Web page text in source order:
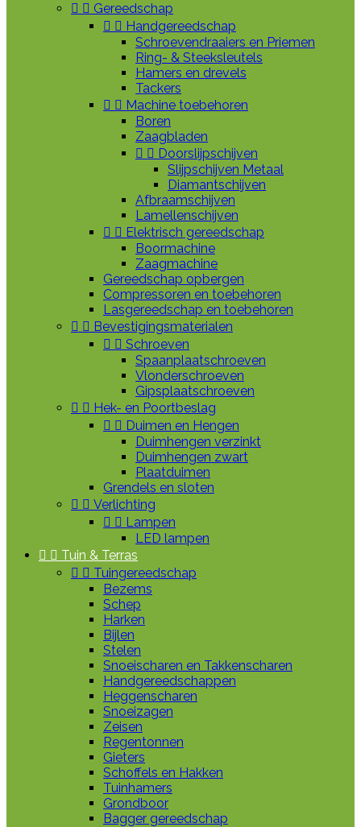
  Gereedschap
  Handgereedschap
Schroevendraaiers en Priemen
Ring- & Steeksleutels
Hamers en drevels
Tackers
  Machine toebehoren
Boren
Zaagbladen
  Doorslijpschijven
Slijpschijven Metaal
Diamantschijven
Afbraamschijven
Lamellenschijven
  Elektrisch gereedschap
Boormachine
Zaagmachine
Gereedschap opbergen
Compressoren en toebehoren
Lasgereedschap en toebehoren
  Bevestigingsmaterialen
  Schroeven
Spaanplaatschroeven
Vlonderschroeven
Gipsplaatschroeven
  Hek- en Poortbeslag
  Duimen en Hengen
Duimhengen verzinkt
Duimhengen zwart
Plaatduimen
Grendels en sloten
  Verlichting
  Lampen
LED lampen
  Tuin & Terras
  Tuingereedschap
Bezems
Schep
Harken
Bijlen
Stelen
Snoeischaren en Takkenscharen
Handgereedschappen
Heggenscharen
Snoeizagen
Zeisen
Regentonnen
Gieters
Schoffels en Hakken
Tuinhamers
Grondboor
Bagger gereedschap